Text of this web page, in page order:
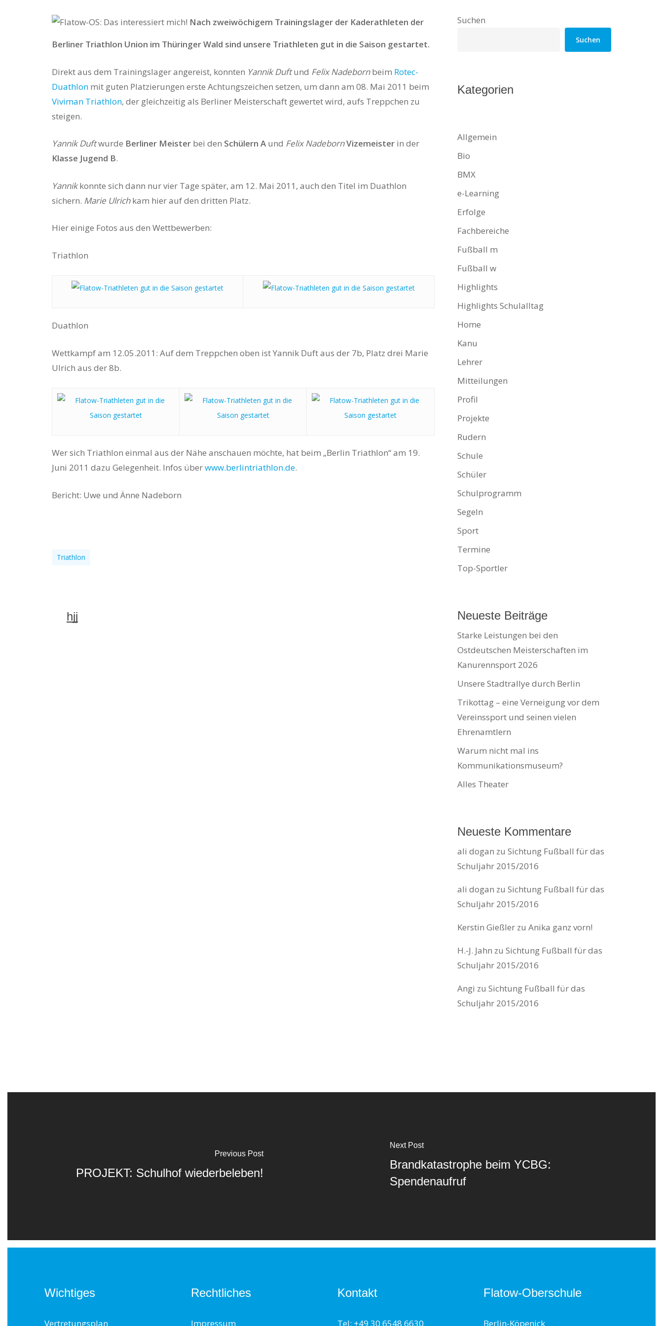
Hit enter to search or ESC to close
Nach zweiwöchigem Trainingslager der Kaderathleten der
Berliner Triathlon Union im Thüringer Wald sind unsere Triathleten gut in die Saison gestartet.
Direkt aus dem Trainingslager angereist, konnten Yannik Duftund Felix Nadebornbeim Rotec-
Duathlon mit guten Platzierungen erste Achtungszeichen setzen, um dann am 08. Mai 2011 beim
Viviman Triathlon, der gleichzeitig als Berliner Meisterschaft gewertet wird, aufs Treppchen zu
steigen.
Yannik Duftwurde Berliner Meister bei den Schülern A und Felix NadebornVizemeister in der
Klasse Jugend B.
Yannikkonnte sich dann nur vier Tage später, am 12. Mai 2011, auch den Titel im Duathlon
sichern. Marie Ulrichkam hier auf den dritten Platz.
Hier einige Fotos aus den Wettbewerben:
Triathlon
Duathlon
Wettkampf am 12.05.2011: Auf dem Treppchen oben ist Yannik Duft aus der 7b, Platz drei Marie
Ulrich aus der 8b.
Wer sich Triathlon einmal aus der Nähe anschauen möchte, hat beim „Berlin Triathlon“ am 19.
Juni 2011 dazu Gelegenheit. Infos überwww.berlintriathlon.de.
Bericht: Uwe und Änne Nadeborn
Triathlon
hjj
Suchen
Suchen
Kategorien
Allgemein
Bio
BMX
e-Learning
Erfolge
Fachbereiche
Fußball m
Fußball w
Highlights
Highlights Schulalltag
Home
Kanu
Lehrer
Mitteilungen
Profil
Projekte
Rudern
Schule
Schüler
Schulprogramm
Segeln
Sport
Termine
Top-Sportler
Neueste Beiträge
Starke Leistungen bei den
Ostdeutschen Meisterschaften im
Kanurennsport 2026
Unsere Stadtrallye durch Berlin
Trikottag – eine Verneigung vor dem
Vereinssport und seinen vielen
Ehrenamtlern
Warum nicht mal ins
Kommunikationsmuseum?
Alles Theater
Neueste Kommentare
ali dogan zuSichtung Fußball für das
Schuljahr 2015/2016
ali dogan zuSichtung Fußball für das
Schuljahr 2015/2016
Kerstin Gießler zuAnika ganz vorn!
H.-J. Jahn zuSichtung Fußball für das
Schuljahr 2015/2016
Angi zuSichtung Fußball für das
Schuljahr 2015/2016
Previous Post
PROJEKT: Schulhof wiederbeleben!
Next Post
Brandkatastrophe beim YCBG:
Spendenaufruf
Wichtiges
Vertretungsplan
Rechtliches
Impressum
Kontakt
Tel: +49 30 6548 6630
Flatow-Oberschule
Berlin-Köpenick